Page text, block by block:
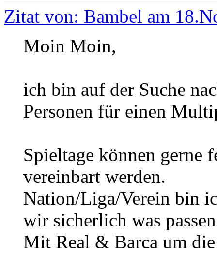
Zitat von: Bambel am
Moin Moin,
ich bin auf der Suche
Personen für einen
Spieltage können gerne
vereinbart werden.
Nation/Liga/Verein bin
wir sicherlich was
Mit Real & Barca um